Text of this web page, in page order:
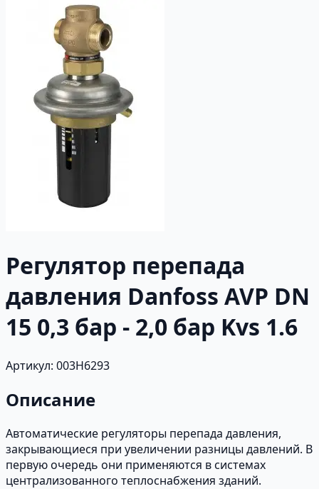
Регулятор перепада
давления Danfoss AVP DN
15 0,3 бар - 2,0 бар Kvs 1.6
Артикул: 003H6293
Описание
Автоматические регуляторы перепада давления,
закрывающиеся при увеличении разницы давлений. В
первую очередь они применяются в системах
централизованного теплоснабжения зданий.